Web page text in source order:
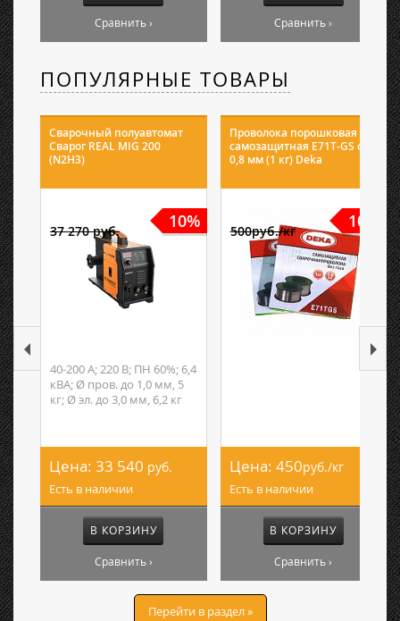
Сравнить › Сравнить ›
ПОПУЛЯРНЫЕ ТОВАРЫ
Сварочный полуавтомат
Сварог REAL MIG 200
(N2H3)
10%
37 270 руб.
40-200 А; 220 В; ПН 60%; 6,4
кВА; Ø пров. до 1,0 мм, 5
кг; Ø эл. до 3,0 мм, 6,2 кг
Цена: 33 540 руб.
Есть в наличии
В КОРЗИНУ
Сравнить ›
Проволока порошковая
самозащитная E71T-GS ф
0,8 мм (1 кг) Deka
10%
500руб./кг
Цена: 450руб./кг
Есть в наличии
В КОРЗИНУ
Сравнить ›
Перейти в раздел »